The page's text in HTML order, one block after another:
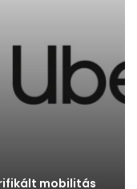
mobilitás